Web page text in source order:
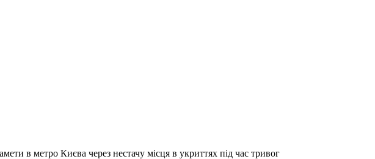
в метро Києва через нестачу місця в укриттях під час тривог